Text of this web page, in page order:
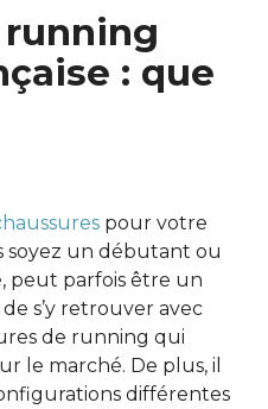
running
: que
pour votre
soyez un débutant ou
peut parfois être un
s’y retrouver avec
de running qui
le marché. De plus, il
différentes